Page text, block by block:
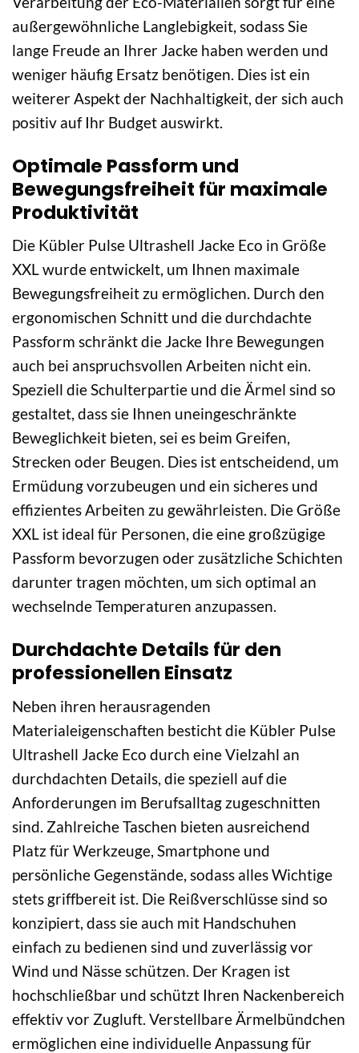
außergewöhnliche Langlebigkeit, sodass Sie
lange Freude an Ihrer Jacke haben werden und
weniger häufig Ersatz benötigen. Dies ist ein
weiterer Aspekt der Nachhaltigkeit, der sich auch
positiv auf Ihr Budget auswirkt.
Optimale Passform und
Bewegungsfreiheit für maximale
Produktivität
Die Kübler Pulse Ultrashell Jacke Eco in Größe
XXL wurde entwickelt, um Ihnen maximale
Bewegungsfreiheit zu ermöglichen. Durch den
ergonomischen Schnitt und die durchdachte
Passform schränkt die Jacke Ihre Bewegungen
auch bei anspruchsvollen Arbeiten nicht ein.
Speziell die Schulterpartie und die Ärmel sind so
gestaltet, dass sie Ihnen uneingeschränkte
Beweglichkeit bieten, sei es beim Greifen,
Strecken oder Beugen. Dies ist entscheidend, um
Ermüdung vorzubeugen und ein sicheres und
effizientes Arbeiten zu gewährleisten. Die Größe
XXL ist ideal für Personen, die eine großzügige
Passform bevorzugen oder zusätzliche Schichten
darunter tragen möchten, um sich optimal an
wechselnde Temperaturen anzupassen.
Durchdachte Details für den
professionellen Einsatz
Neben ihren herausragenden
Materialeigenschaften besticht die Kübler Pulse
Ultrashell Jacke Eco durch eine Vielzahl an
durchdachten Details, die speziell auf die
Anforderungen im Berufsalltag zugeschnitten
sind. Zahlreiche Taschen bieten ausreichend
Platz für Werkzeuge, Smartphone und
persönliche Gegenstände, sodass alles Wichtige
stets griffbereit ist. Die Reißverschlüsse sind so
konzipiert, dass sie auch mit Handschuhen
einfach zu bedienen sind und zuverlässig vor
Wind und Nässe schützen. Der Kragen ist
hochschließbar und schützt Ihren Nackenbereich
effektiv vor Zugluft. Verstellbare Ärmelbündchen
ermöglichen eine individuelle Anpassung für